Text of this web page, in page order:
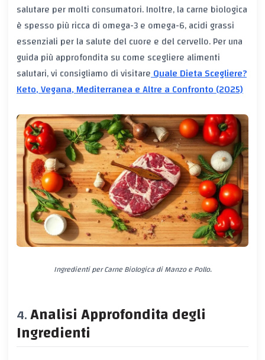
salutare per molti consumatori. Inoltre, la carne biologica
è spesso più ricca di omega-3 e omega-6, acidi grassi
essenziali per la salute del cuore e del cervello. Per una
guida più approfondita su come scegliere alimenti
salutari, vi consigliamo di visitareQuale Dieta Scegliere?
Keto, Vegana, Mediterranea e Altre a Confronto (2025)
Ingredienti per Carne Biologica di Manzo e Pollo.
Analisi Approfondita degli
Ingredienti